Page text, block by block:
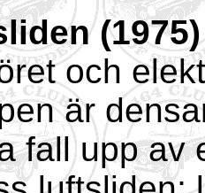
(1975)
och
är
fall upp av